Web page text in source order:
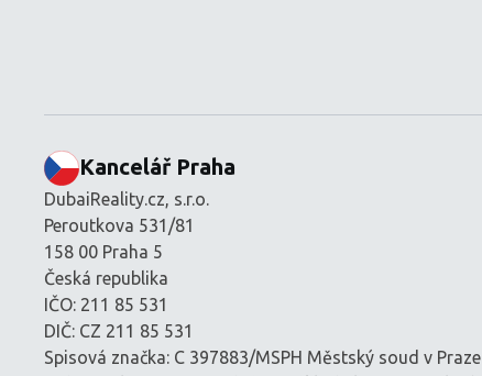
Kancelář Praha
DubaiReality.cz, s.r.o.
Peroutkova 531/81
158 00 Praha 5
Česká republika
IČO: 211 85 531
DIČ: CZ 211 85 531
Spisová značka: C 397883/MSPH Městský soud v Praze